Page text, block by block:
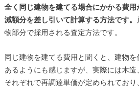
全く同じ建物を建てる場合にかかる費
減額分を差し引いて計算する方法です。
物部分で採用される査定方法です。
同じ建物を建てる費用と聞くと、建物
あるようにも感じますが、実際には木
それぞれで再調達単価が定められてお